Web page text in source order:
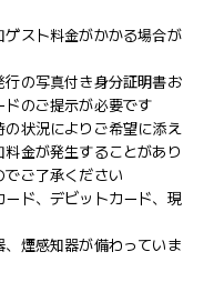
スト料金がかかる場合が
の写真付き身分証明書お
ドのご提示が必要です
状況によりご希望に添え
金が発生することがあり
でご了承ください
ド、デビットカード、現
煙感知器が備わっていま